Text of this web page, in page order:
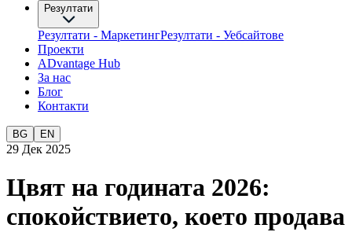
Резултати
Резултати - МаркетингРезултати - Уебсайтове
Проекти
ADvantage Hub
За нас
Блог
Контакти
BG EN
29 Дек 2025
Цвят на годината 2026:
спокойствието, което продава